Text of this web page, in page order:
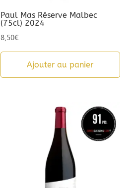
Paul Mas Réserve Malbec
(75cl) 2024
8,50€
Ajouter au panier